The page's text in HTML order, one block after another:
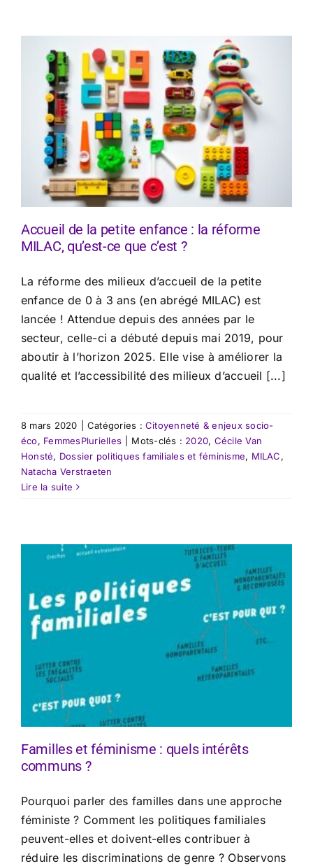
Accueil de la petite enfance : la réforme
MILAC, qu’est-ce que c’est ?
La réforme des milieux d’accueil de la petite
enfance de 0 à 3 ans (en abrégé MILAC) est
lancée ! Attendue depuis des années par le
secteur, celle-ci a débuté depuis mai 2019, pour
aboutir à l’horizon 2025. Elle vise à améliorer la
qualité et l’accessibilité des milieux d’accueil [...]
8 mars 2020 Catégories :Citoyenneté & enjeux socio-
éco, FemmesPlurielles Mots-clés : 2020, Cécile Van
Honsté, Dossier politiques familiales et féminisme, MILAC,
Natacha Verstraeten
Lire la suite
Familles et féminisme : quels intérêts
communs ?
Pourquoi parler des familles dans une approche
féministe ? Comment les politiques familiales
peuvent-elles et doivent-elles contribuer à
réduire les discriminations de genre ? Observons